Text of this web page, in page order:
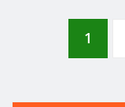
1